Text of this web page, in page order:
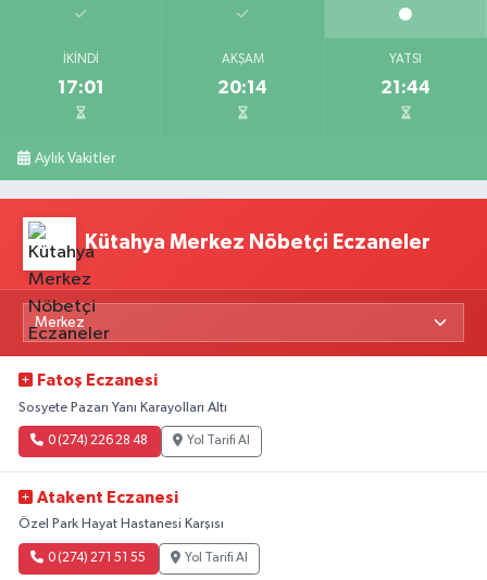
İKINDI
17:01
AKŞAM
20:14
YATSI
21:44
Aylık Vakitler
Kütahya Merkez Nöbetçi Eczaneler
Fatoş Eczanesi
Sosyete Pazarı Yanı Karayolları Altı
0 (274) 226 28 48 Yol Tarifi Al
Atakent Eczanesi
Özel Park Hayat Hastanesi Karşısı
0 (274) 271 51 55 Yol Tarifi Al